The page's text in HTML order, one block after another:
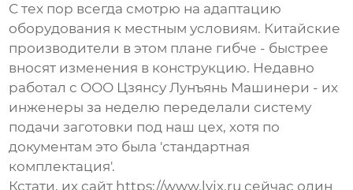
С тех пор всегда смотрю на адаптацию
оборудования к местным условиям. Китайские
производители в этом плане гибче - быстрее
вносят изменения в конструкцию. Недавно
работал с ООО Цзянсу Лунъянь Машинери - их
инженеры за неделю переделали систему
подачи заготовки под наш цех, хотя по
документам это была 'стандартная
комплектация'.
Кстати, их сайт https://www.lyjx.ru сейчас один